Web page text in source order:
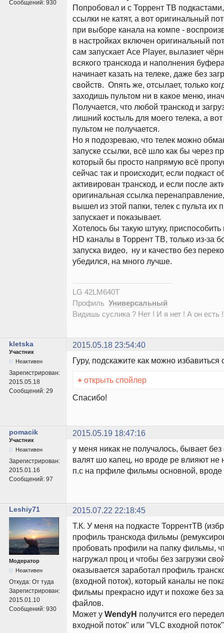
Сообщений: 930
Попробовал и с Торрент ТВ
ссылки не катят, а вот оригинальный
при выборе канала на компе -
в настройках включен оригинальный
сам запускает Ace Player, вылазиет
всякого транскода и наполнения
начинает казать на телеке, даже без
свойств. Опять же, отсылает, только
заходишь пультом ни в какое меню,
Получается, что любой транскод и
лишний костыль для моего телека, а вот
пультом не получается.
Но я подозреваю, что телек можно
запуске ссылки, всё шло как бы через
который бы просто напрямую всё
сейчас так и происходит, если подкаст
активирован транскод, и если после
оригинальная ссылка
вышел из этой папки, телек с пульта их
запускает и показывает.
Хотелось бы такую штуку, приспособить
HD каналы в Торрент ТВ, только из-за
запуска видео, ну и качество без
убедился, на много лучше.
LG 42LM640T
Профиль Универсальный
Видишь суслика ? Нет ! И я нет ! А он есть
kletska 2015.05.18 23:54:40
Участник
Неактивен
Зарегистрирован:
2015.05.18
Сообщений: 29
Гуру, подскажите как можно избавиться
+ открыть спойлер
Спасибо!
pomacik 2015.05.19 18:47:16
Участник
Неактивен
Зарегистрирован:
2015.01.16
Сообщений: 97
у меня никак не получалось, бывает
валят шо капец, но вроде ре влияют не
п.с на прфиле фильмы основной, вроде
Leshiy71 2015.07.22 22:18:45
Модератор
Неактивен
Откуда: От туда
Зарегистрирован:
2015.01.10
Сообщений: 930
Т.К. У меня на подкасте ТоррентТВ
профиль транскода фильмы
пробовать профили на папку фильмы,
нагружал проц и чтобы без загрузки
оказывается заработал профиль
(входной поток), который каналы не
фильмы прекрасно идут и похоже без
файлов.
Может у WendyH получится его
входной поток" или "VLC входной